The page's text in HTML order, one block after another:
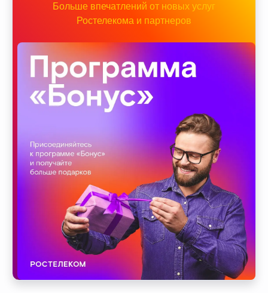
Больше впечатлений от новых услуг
Ростелекома и партнеров